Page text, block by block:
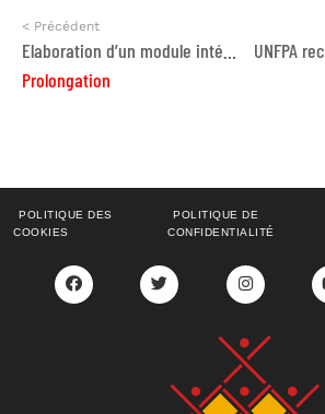
< Précédent
Prolongation
POLITIQUE DES
COOKIES
POLITIQUE DE
CONFIDENTIALITÉ